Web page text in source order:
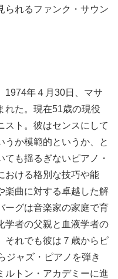
られるファンク・サウン
1974年４月30日、マサ
れた。現在51歳の現役
スト。彼はセンスにして
うか模範的というか、と
も揺るぎないピアノ・
おける格別な技巧や能
楽曲に対する卓越した解
ーグは音楽家の家庭で育
学者の父親と血液学者の
それでも彼は７歳からピ
ジャズ・ピアノを弾き
ルトン・アカデミーに進